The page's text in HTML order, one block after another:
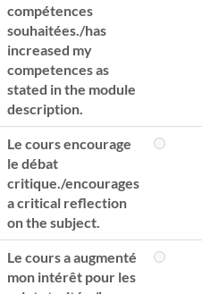
compétences
souhaitées./has
increased my
competences as
stated in the module
description.
Le cours encourage
le débat
critique./encourages
a critical reflection
on the subject.
Le cours a augmenté
mon intérêt pour les